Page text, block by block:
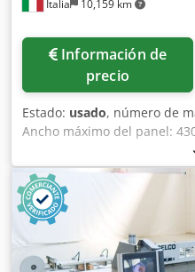
Italia 10,159 km
Información de
precio
Estado: usado, número de
Ancho máximo del panel:
panel: 4300 mm Longitud
principal: 125 mm
pinzas: 8